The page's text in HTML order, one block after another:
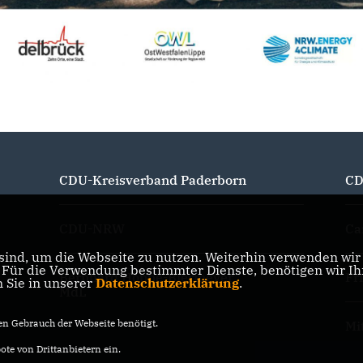
CDU-Kreisverband Paderborn
Bernhard Hoppe-Biermeyer
MdL
um die Webseite zu nutzen. Weiterhin verwenden
die Verwendung bestimmter Dienste, benötigen wir
Sie in unserer Datenschutzerklärung.
Gebrauch der Webseite benötigt.
von Drittanbietern ein.